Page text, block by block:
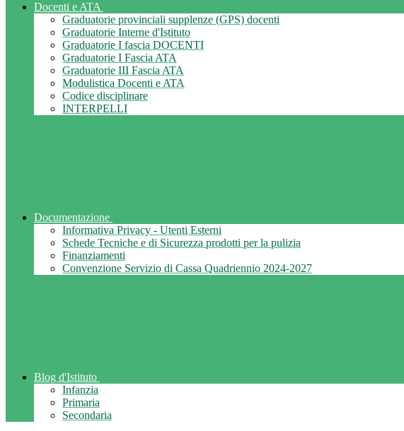
Docenti e ATA
Graduatorie provinciali supplenze (GPS) docenti
Graduatorie Interne d'Istituto
Graduatorie I fascia DOCENTI
Graduatorie I Fascia ATA
Graduatorie III Fascia ATA
Modulistica Docenti e ATA
Codice disciplinare
INTERPELLI
Documentazione
Informativa Privacy - Utenti Esterni
Schede Tecniche e di Sicurezza prodotti per la pulizia
Finanziamenti
Convenzione Servizio di Cassa Quadriennio 2024-2027
Blog d'Istituto
Infanzia
Primaria
Secondaria